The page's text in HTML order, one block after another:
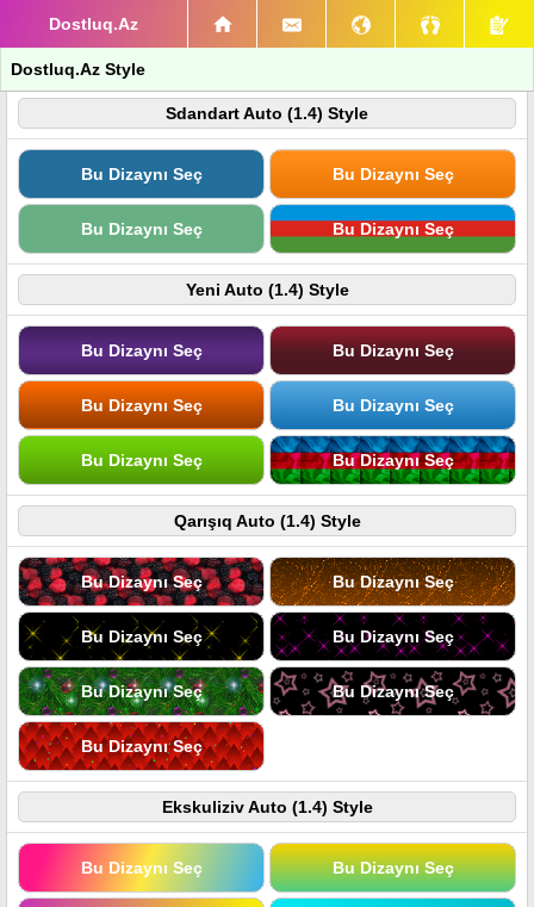
Dostluq.Az
Dostluq.Az Style
Sdandart Auto (1.4) Style
Bu Dizaynı Seç Bu Dizaynı Seç
Bu Dizaynı Seç Bu Dizaynı Seç
Yeni Auto (1.4) Style
Bu Dizaynı Seç Bu Dizaynı Seç
Bu Dizaynı Seç Bu Dizaynı Seç
Bu Dizaynı Seç Bu Dizaynı Seç
Qarışıq Auto (1.4) Style
Bu Dizaynı Seç Bu Dizaynı Seç
Bu Dizaynı Seç Bu Dizaynı Seç
Bu Dizaynı Seç Bu Dizaynı Seç
Bu Dizaynı Seç
Ekskuliziv Auto (1.4) Style
Bu Dizaynı Seç Bu Dizaynı Seç